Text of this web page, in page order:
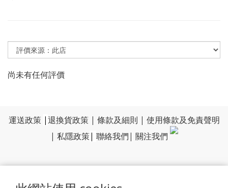
尚未有任何評價
運送政策 |退換貨政策| 條款及細則 | 使用條款及免責聲明
| 私隱政策| 聯絡我們| 關注我們